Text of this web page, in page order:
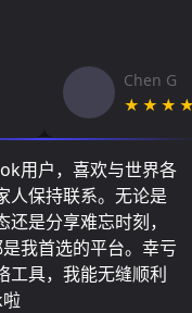
Chen G
用户，喜欢与世界各
人保持联系。无论是
还是分享难忘时刻，
我首选的平台。幸亏
工具，我能无缝顺利